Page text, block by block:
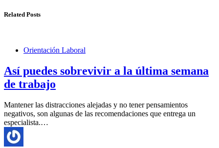
Related Posts
Orientación Laboral
Así puedes sobrevivir a la última semana
de trabajo
Mantener las distracciones alejadas y no tener pensamientos
negativos, son algunas de las recomendaciones que entrega un
especialista.…